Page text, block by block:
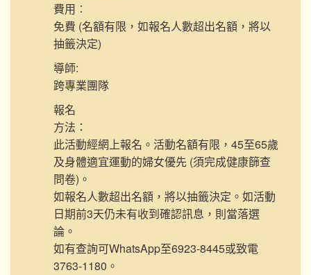
費用︰
免費 (名額有限，如報名人數超出名額，將以
抽籤決定)
導師:
跨專業團隊
報名
方法：
此活動經網上報名。活動名額有限，45至65歲
及身體適宜運動的婦女優先 (須完成健康篩查
問卷)。
如報名人數超出名額，將以抽籤決定。如活動
日期前3天仍未有收到確認訊息，則當落選
論。
如有查詢可WhatsApp至6923-8445或致電
3763-1180。